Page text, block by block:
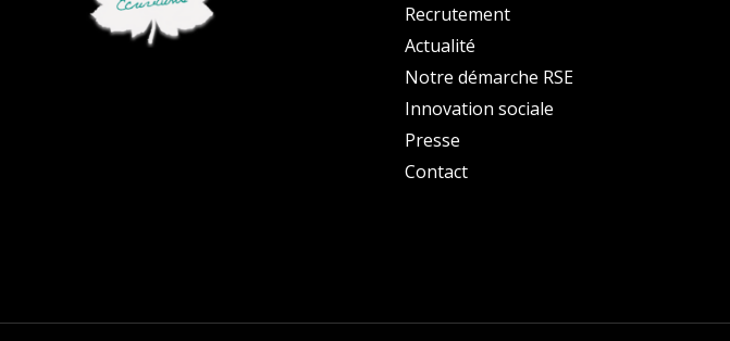
Recrutement
Actualité
Notre démarche RSE
Innovation sociale
Presse
Contact